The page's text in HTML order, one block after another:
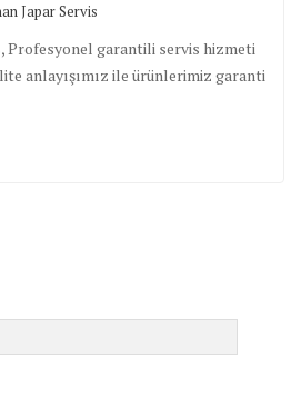
Japar Servis
Profesyonel garantili servis hizmeti
anlayışımız ile ürünlerimiz garanti